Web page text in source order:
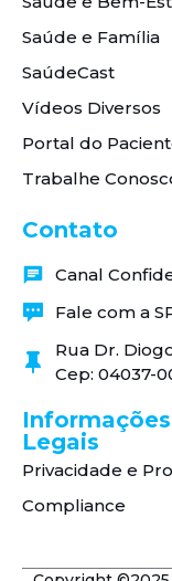
Saúde e Família
SaúdeCast
Vídeos Diversos
Portal do
Trabalhe
Contato
Canal
Fale com a
Rua Dr.
Cep: 04037-
Informações
Legais
Privacidade e
Compliance